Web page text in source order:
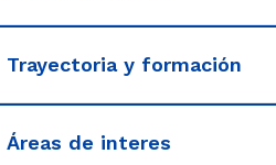
Trayectoria y formación
Áreas de interes